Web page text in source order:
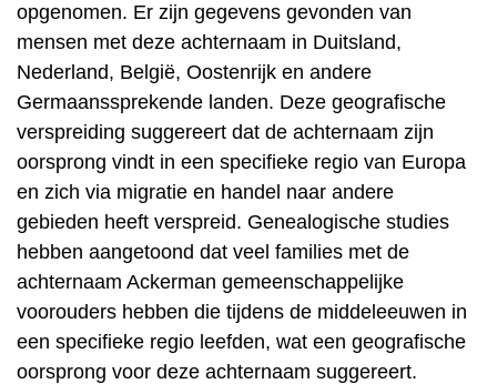
opgenomen. Er zijn gegevens gevonden van
mensen met deze achternaam in Duitsland,
Nederland, België, Oostenrijk en andere
Germaanssprekende landen. Deze geografische
verspreiding suggereert dat de achternaam zijn
oorsprong vindt in een specifieke regio van Europa
en zich via migratie en handel naar andere
gebieden heeft verspreid. Genealogische studies
hebben aangetoond dat veel families met de
achternaam Ackerman gemeenschappelijke
voorouders hebben die tijdens de middeleeuwen in
een specifieke regio leefden, wat een geografische
oorsprong voor deze achternaam suggereert.